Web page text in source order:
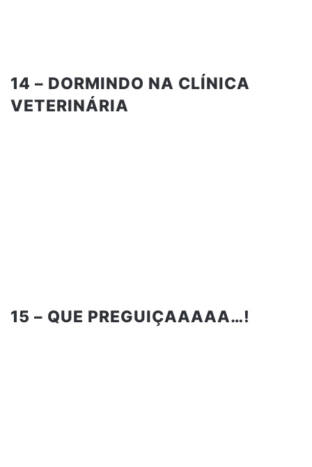
14 – DORMINDO NA CLÍNICA
VETERINÁRIA
15 – QUE PREGUIÇAAAAA…!